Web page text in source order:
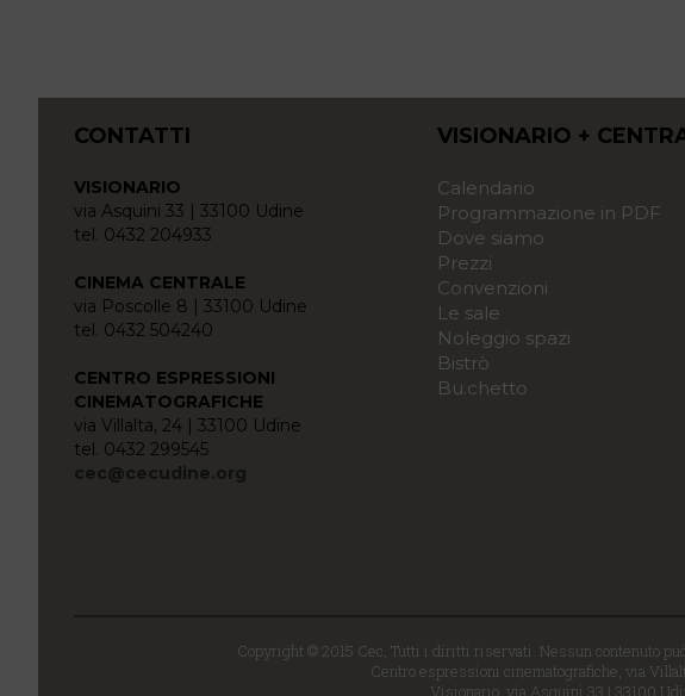
CONTATTI
VISIONARIO
via Asquini 33 | 33100 Udine
tel. 0432 204933
CINEMA CENTRALE
via Poscolle 8 | 33100 Udine
tel. 0432 504240
CENTRO ESPRESSIONI
CINEMATOGRAFICHE
via Villalta, 24 | 33100 Udine
tel. 0432 299545
cec@cecudine.org
VISIONARIO +
Calendario
Programmazione in PDF
Dove siamo
Prezzi
Convenzioni
Le sale
Noleggio spazi
Bistrò
Bu.chetto
Copyright © 2015 Cec, Tutti i diritti riservati. Nessun contenuto
Centro espressioni cinematografiche, via
Visionario, via Asquini 33 | 33100